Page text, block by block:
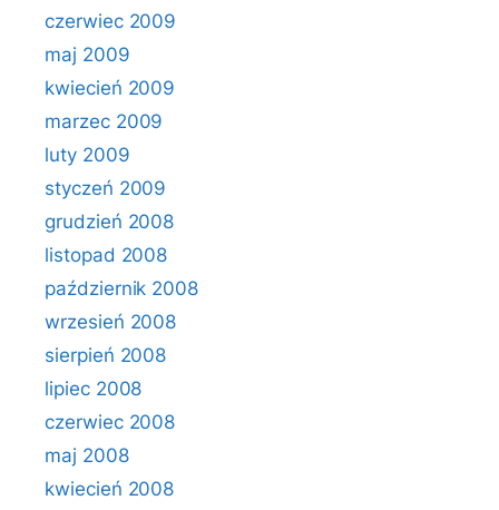
czerwiec 2009
maj 2009
kwiecień 2009
marzec 2009
luty 2009
styczeń 2009
grudzień 2008
listopad 2008
październik 2008
wrzesień 2008
sierpień 2008
lipiec 2008
czerwiec 2008
maj 2008
kwiecień 2008